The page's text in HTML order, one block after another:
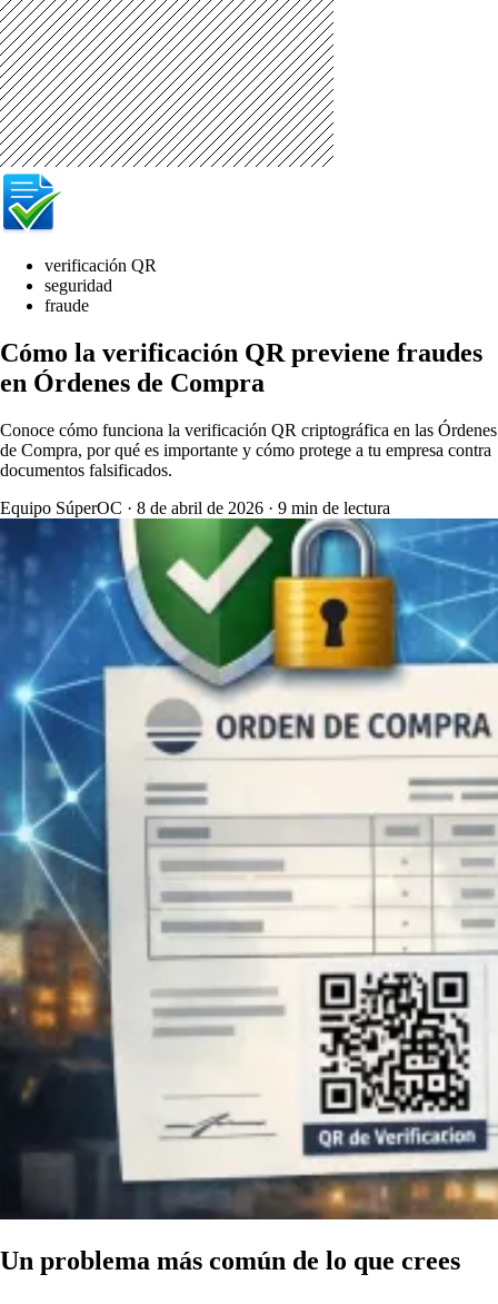
verificación QR
seguridad
fraude
Cómo la verificación QR previene fraudes
en Órdenes de Compra
Conoce cómo funciona la verificación QR criptográfica en las Órdenes
de Compra, por qué es importante y cómo protege a tu empresa contra
documentos falsificados.
Equipo SúperOC · 8 de abril de 2026 · 9 min de lectura
Un problema más común de lo que crees